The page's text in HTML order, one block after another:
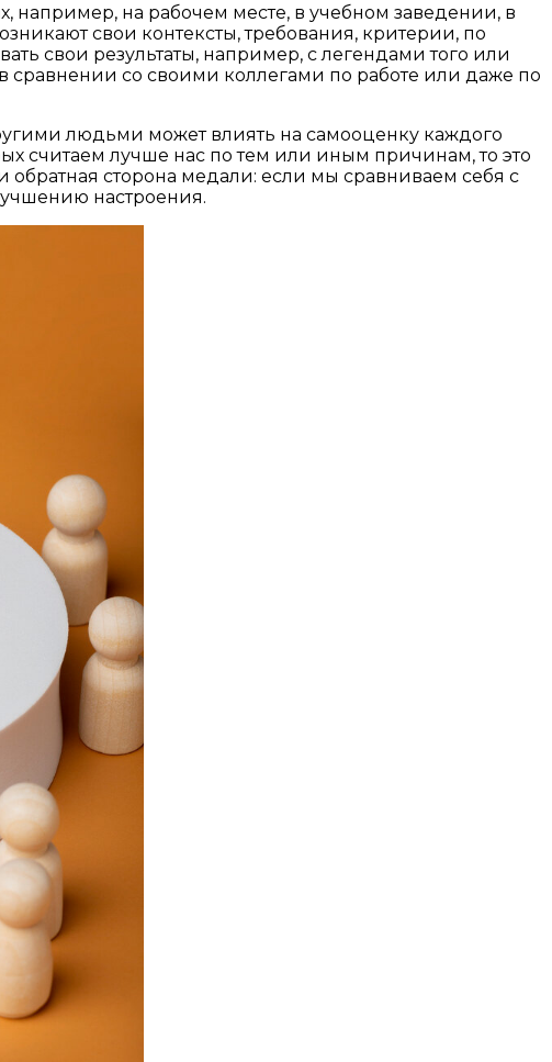
например, на рабочем месте, в учебном заведении, в
свои контексты, требования, критерии, по
свои результаты, например, с легендами того или
сравнении со своими коллегами по работе или даже по
людьми может влиять на самооценку каждого
считаем лучше нас по тем или иным причинам, то это
сторона медали: если мы сравниваем себя с
настроения.